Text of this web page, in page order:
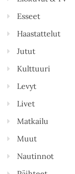
Esseet
Haastattelut
Jutut
Kulttuuri
Levyt
Livet
Matkailu
Muut
Nautinnot